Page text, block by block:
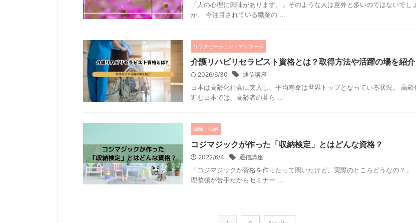
「人の心理に興味があります。」そのような人は意外と多いのではないでし
か。 今注目されている職業の ...
リラクゼーション・マッサージ
介護リハビリセラピスト資格とは？取得方法や活躍の場を紹介
2026/6/30 通信講座
日本は高齢化社会に突入し、平均寿命は世界トップとなっている状況。 高齢
進む日本では、高齢者の暮ら ...
掃除・収納
コジマジックが作った「収納検定」とはどんな資格？
2022/6/4 通信講座
「コジマジックが資格を作ったって聞いたけど、実際のところどうなの？」
理整頓が苦手だからセミナー ...